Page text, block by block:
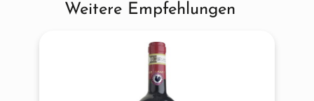
Produktgalerie überspringen
Weitere Empfehlungen